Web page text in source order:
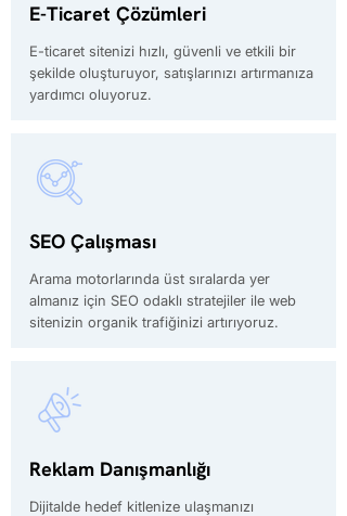
E-Ticaret Çözümleri
E-ticaret sitenizi hızlı, güvenli ve etkili bir
şekilde oluşturuyor, satışlarınızı artırmanıza
yardımcı oluyoruz.
SEO Çalışması
Arama motorlarında üst sıralarda yer
almanız için SEO odaklı stratejiler ile web
sitenizin organik trafiğinizi artırıyoruz.
Reklam Danışmanlığı
Dijitalde hedef kitlenize ulaşmanızı